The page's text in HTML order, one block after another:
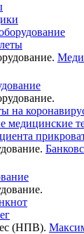
на
медицинские